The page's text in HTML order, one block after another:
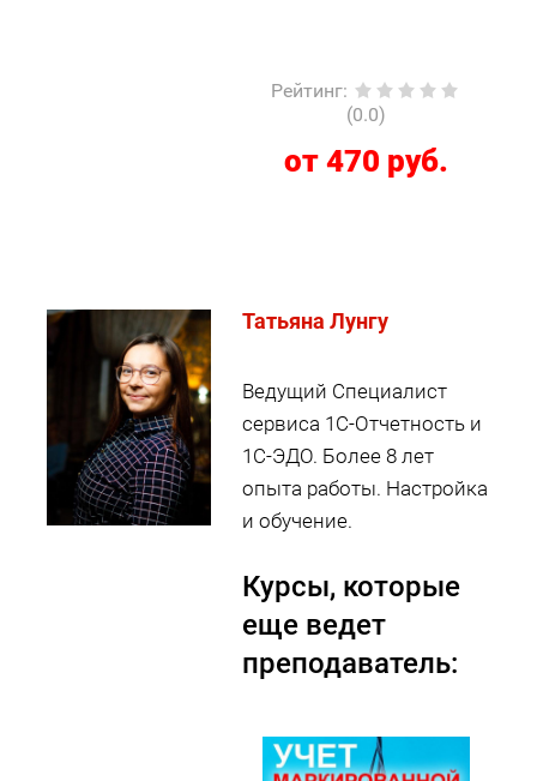
Рейтинг:
(0.0)
от 470 руб.
Татьяна Лунгу
Ведущий Специалист
сервиса 1С-Отчетность и
1С-ЭДО. Более 8 лет
опыта работы. Настройка
и обучение.
Курсы, которые
еще ведет
преподаватель: